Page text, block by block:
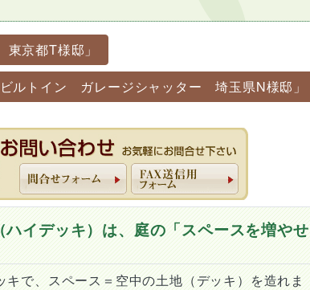
京都T様邸」
ルトイン ガレージシャッター 埼玉県N様邸」
イデッキ）は、庭の「スペースを増やせ
キで、スペース＝空中の土地（デッキ）を造れま